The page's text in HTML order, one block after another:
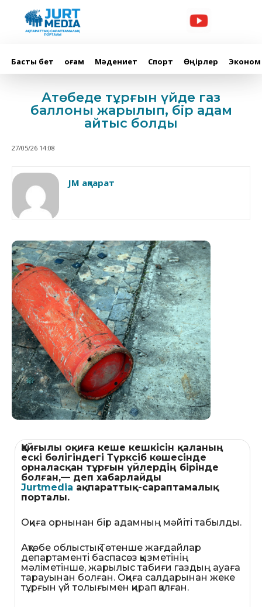
Басты бет Қоғам Мәдениет Спорт Өңірлер
Ақтөбеде тұрғын үйде газ
баллоны жарылып, бір адам
қайтыс болды
27/05/26 14:08
JM ақпарат
Қайғылы оқиға кеше кешкісін қаланың
ескі бөлігіндегі Түрксіб көшесінде
орналасқан тұрғын үйлердің бірінде
болған,— деп хабарлайды
Jurtmedia ақпараттық-сараптамалық
порталы.
Оқиға орнынан бір адамның мәйіті табылды.
Ақтөбе облыстық Төтенше жағдайлар
департаменті баспасөз қызметінің
мәліметінше, жарылыс табиғи газдың ауаға
тарауынан болған. Оқиға салдарынан жеке
тұрғын үй толығымен қирап қалған.